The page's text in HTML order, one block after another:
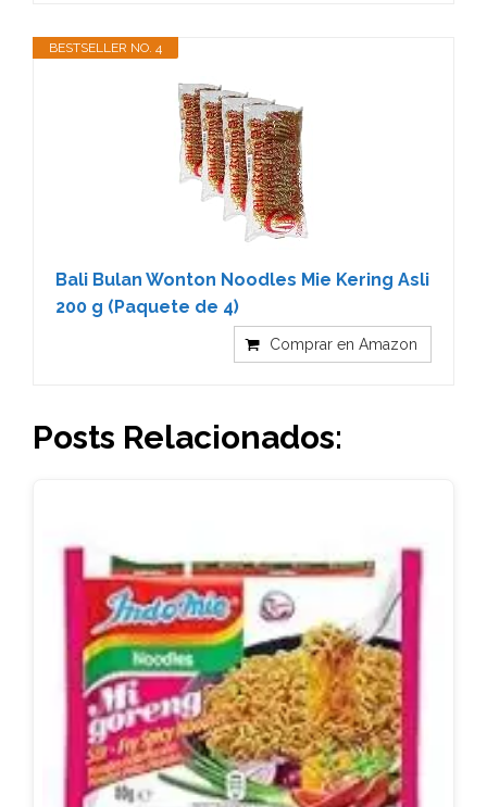
BESTSELLER NO. 4
Bali Bulan Wonton Noodles Mie Kering Asli
200 g (Paquete de 4)
Comprar en Amazon
Posts Relacionados: